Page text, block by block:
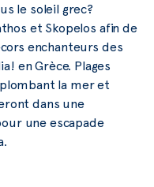
le soleil grec?
et Skopelos afin de
enchanteurs des
en Grèce. Plages
la mer et
dans une
une escapade